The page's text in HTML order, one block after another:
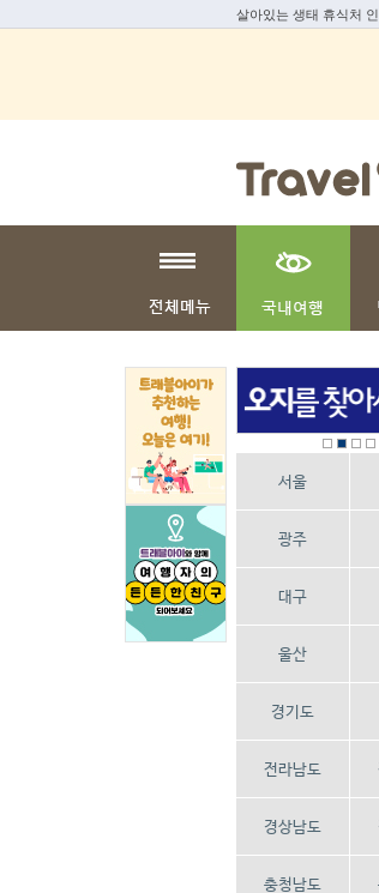
살아있는 생태 휴식처
서울
광주
대구
울산
경기도
전라남도
경상남도
충청남도